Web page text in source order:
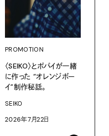
PROMOTION
〈SEIKO〉とポパイが一緒
に作った “オレンジボー
イ”制作秘話。
SEIKO
2026年7月22日